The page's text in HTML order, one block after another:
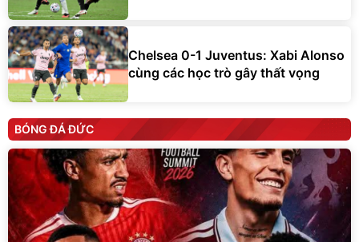
Chelsea 0-1 Juventus: Xabi Alonso
cùng các học trò gây thất vọng
BÓNG ĐÁ ĐỨC